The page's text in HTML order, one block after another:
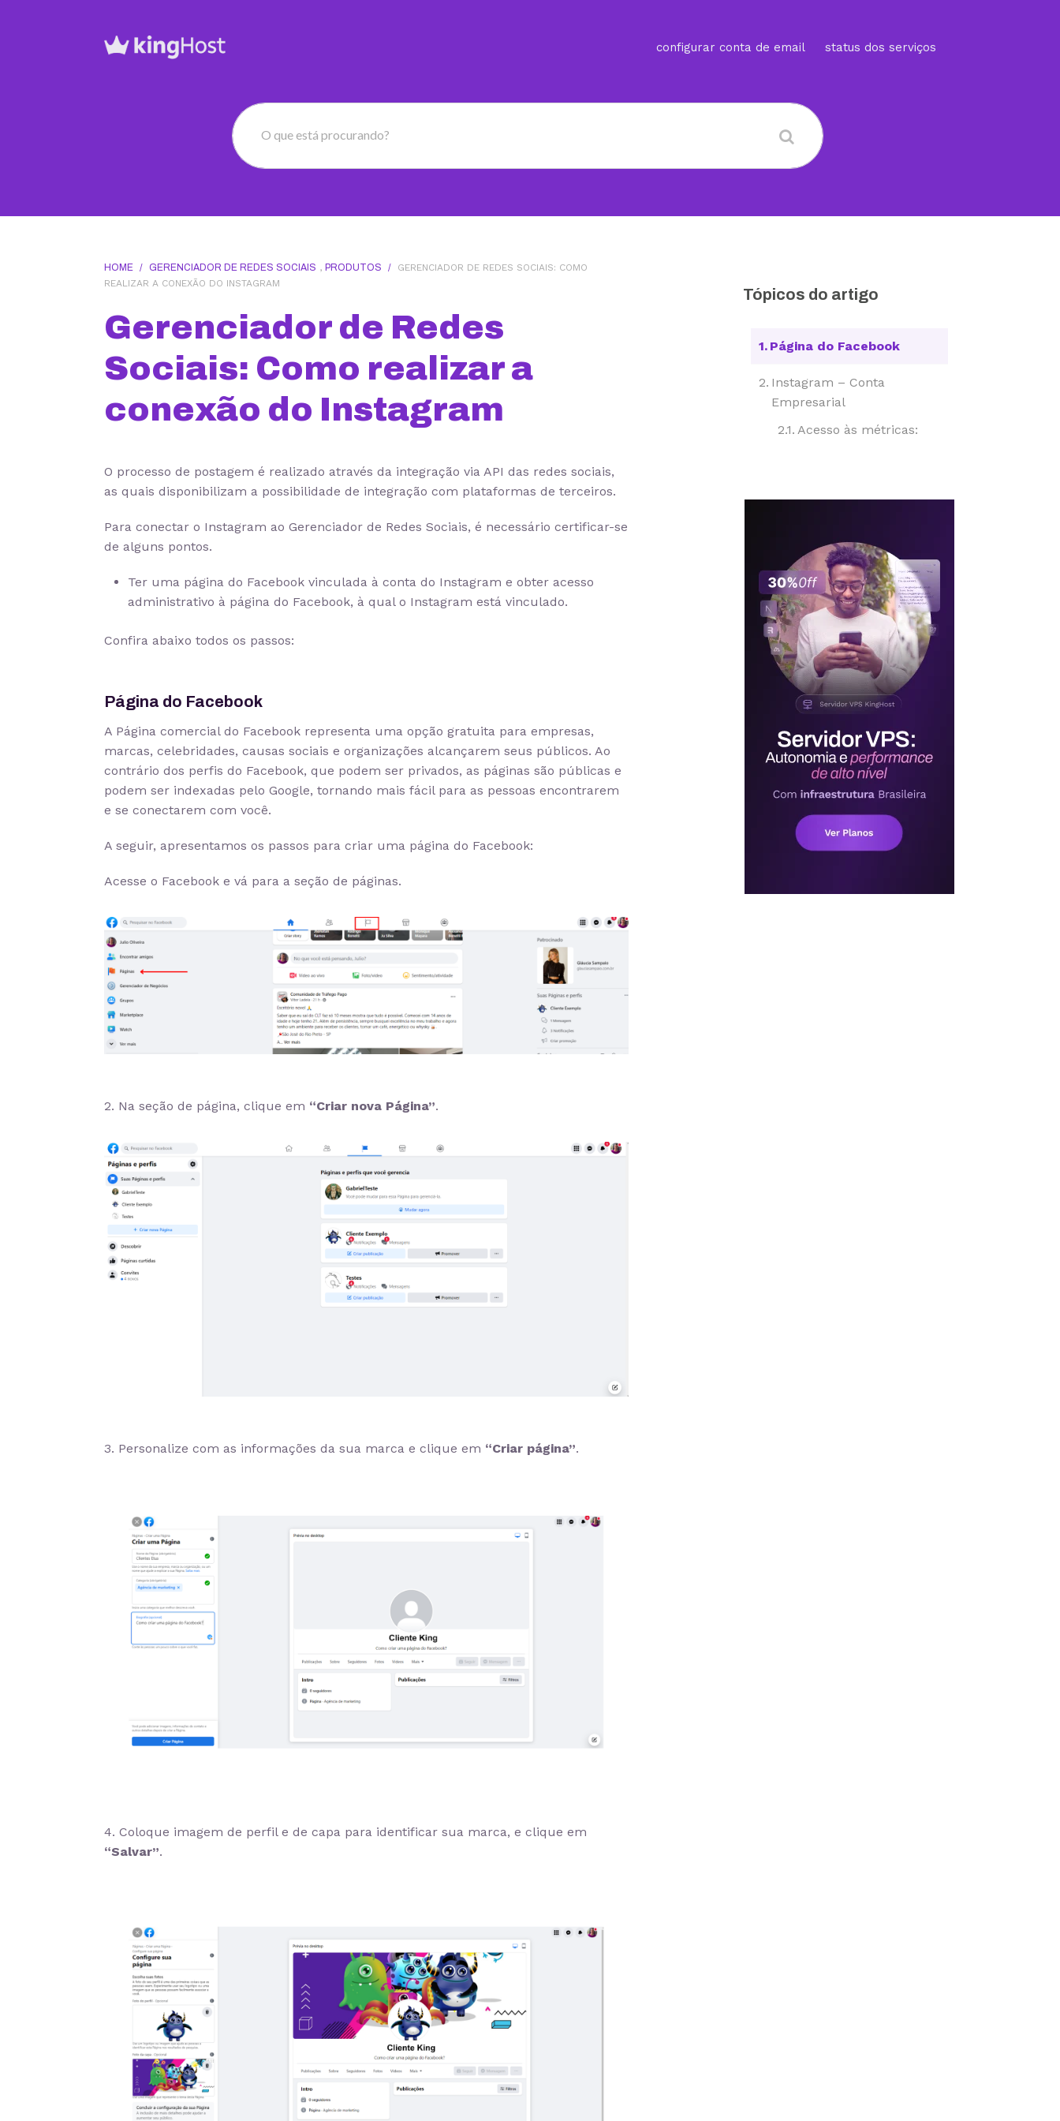
configurar conta de email status dos serviços
O que está procurando?
HOME / GERENCIADOR DE REDES SOCIAIS , PRODUTOS /
GERENCIADOR DE REDES SOCIAIS: COMO
REALIZAR A CONEXÃO DO INSTAGRAM
Gerenciador de Redes
Sociais: Como realizar a
conexão do Instagram
O processo de postagem é realizado através da integração via API das redes sociais,
as quais disponibilizam a possibilidade de integração com plataformas de terceiros.
Para conectar o Instagram ao Gerenciador de Redes Sociais, é necessário certificar-se
de alguns pontos.
Ter uma página do Facebook vinculada à conta do Instagram e obter acesso
administrativo à página do Facebook, à qual o Instagram está vinculado.
Confira abaixo todos os passos:
Página do Facebook
A Página comercial do Facebook representa uma opção gratuita para empresas,
marcas, celebridades, causas sociais e organizações alcançarem seus públicos. Ao
contrário dos perfis do Facebook, que podem ser privados, as páginas são públicas e
podem ser indexadas pelo Google, tornando mais fácil para as pessoas encontrarem
e se conectarem com você.
A seguir, apresentamos os passos para criar uma página do Facebook:
Acesse o Facebook e vá para a seção de páginas.
2. Na seção de página, clique em “Criar nova Página”.
3. Personalize com as informações da sua marca e clique em “Criar página”.
4. Coloque imagem de perfil e de capa para identificar sua marca, e clique em
“Salvar”.
Tópicos do artigo
Página do Facebook
Instagram – Conta
Empresarial
Acesso às métricas: